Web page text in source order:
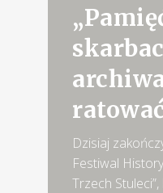
Dzisiaj
Festiwal
Trzech